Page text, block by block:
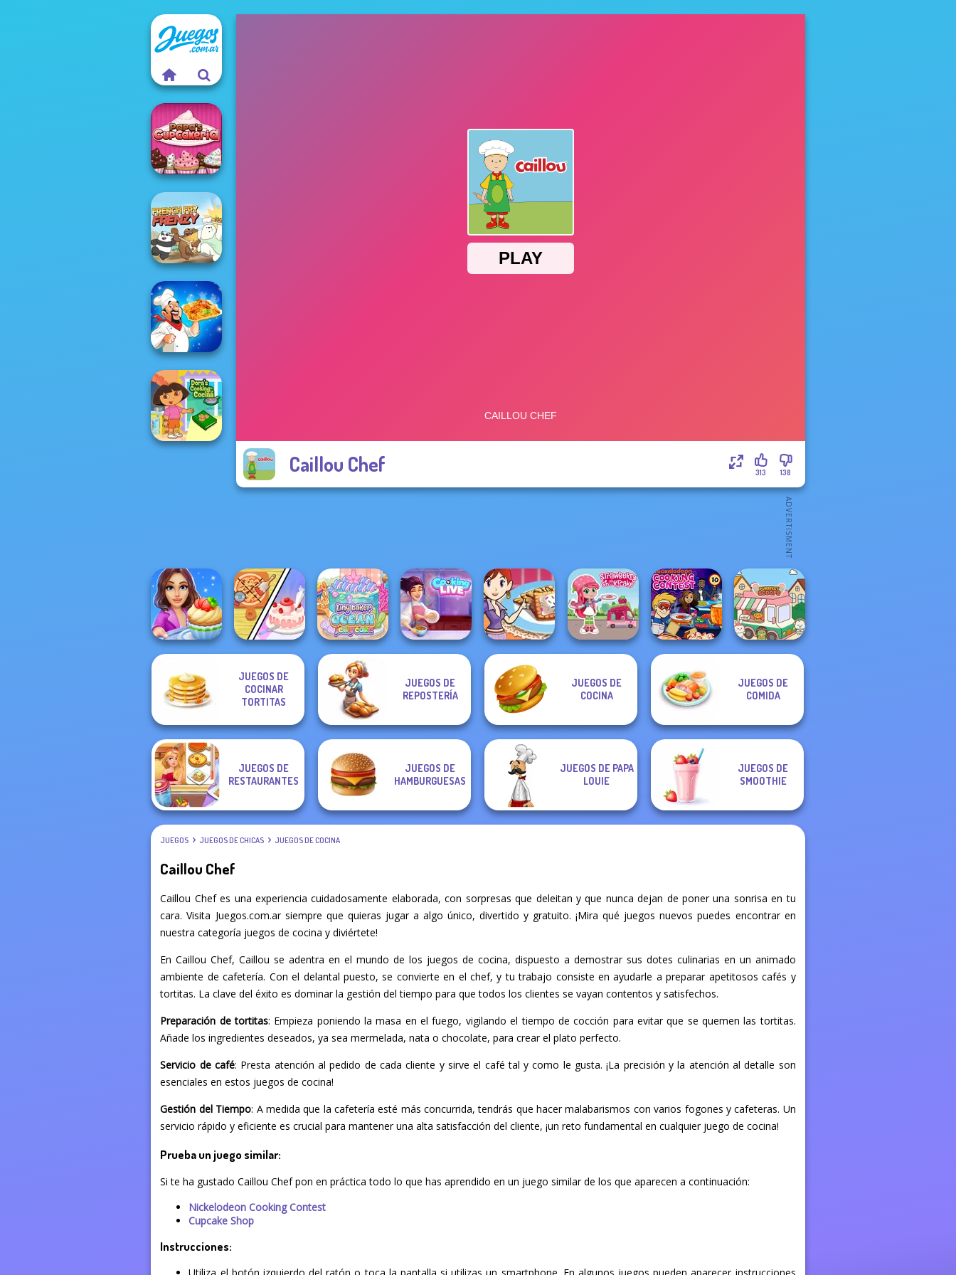
Caillou Chef 138
313
Papa's
Cupcakeria
French Fry Frenzy
Biryani Recipes
Cooking Stories:
Fun Cafe
Dolly's
Restaurant
Organising
Tiny Baker Ocean
Jelly Cake
Cooking Live: Be
a Chef&Cook
Sara's Cooking
Class: Mini Pop...
Strawberry
Shortcake
Nickelodeon
Cooking Contest
Purr-fect Scoops
JUEGOS DE
COCINAR
TORTITAS
JUEGOS DE
REPOSTERÍA
JUEGOS DE
COCINA
JUEGOS DE
COMIDA
JUEGOS DE
RESTAURANTES
JUEGOS DE
HAMBURGUESAS
JUEGOS DE PAPA
LOUIE
JUEGOS DE
SMOOTHIE
JUEGOS JUEGOS DE CHICAS JUEGOS DE COCINA
Caillou Chef
Caillou Chef es una experiencia cuidadosamente elaborada, con sorpresas que deleitan y que nunca dejan de poner una sonrisa en tu
cara. Visita Juegos.com.ar siempre que quieras jugar a algo único, divertido y gratuito. ¡Mira qué juegos nuevos puedes encontrar en
nuestra categoría juegos de cocina y diviértete!
En Caillou Chef, Caillou se adentra en el mundo de los juegos de cocina, dispuesto a demostrar sus dotes culinarias en un animado
ambiente de cafetería. Con el delantal puesto, se convierte en el chef, y tu trabajo consiste en ayudarle a preparar apetitosos cafés y
tortitas. La clave del éxito es dominar la gestión del tiempo para que todos los clientes se vayan contentos y satisfechos.
Preparación de tortitas: Empieza poniendo la masa en el fuego, vigilando el tiempo de cocción para evitar que se quemen las tortitas.
Añade los ingredientes deseados, ya sea mermelada, nata o chocolate, para crear el plato perfecto.
Servicio de café: Presta atención al pedido de cada cliente y sirve el café tal y como le gusta. ¡La precisión y la atención al detalle son
esenciales en estos juegos de cocina!
Gestión del Tiempo: A medida que la cafetería esté más concurrida, tendrás que hacer malabarismos con varios fogones y cafeteras. Un
servicio rápido y eficiente es crucial para mantener una alta satisfacción del cliente, ¡un reto fundamental en cualquier juego de cocina!
Prueba un juego similar:
Si te ha gustado Caillou Chef pon en práctica todo lo que has aprendido en un juego similar de los que aparecen a continuación:
Nickelodeon Cooking Contest
Cupcake Shop
Instrucciones: